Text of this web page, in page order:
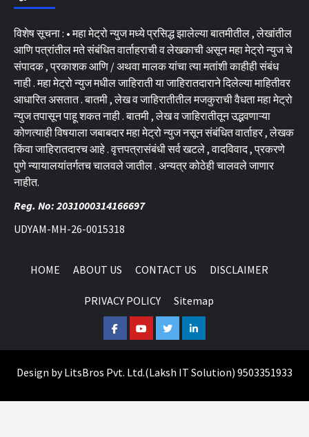
विशेष सूचना : • महा मेट्रो न्युज मध्ये प्रसिद्ध झालेल्या बातमीतील , लेखांतील
आणि पत्रांतील मते संबंधित वार्ताहराची व लेखकाची असून महा मेट्रो न्युज चे
संपादक , प्रकाशक आणि / अथवा मालक यांचा त्या मतांशी काहीही संबंध
नाही . महा मेट्रो न्युज मधील जाहिराती या जाहिरातदाराने दिलेल्या माहितीवर
आधारित असतात . बातमी , लेख व जाहिरातीतील मजकुराची वैधता महा मेट्रो
न्युज तपासून पाहू शकत नाही . बातमी , लेख व जाहिरातीतून उद्भवणाऱ्या
कोणत्याही विषयाला जबाबदार महा मेट्रो न्युज नसून संबंधित वार्ताहर , लेखक
किंवा जाहिरातदारच आहे . वृत्तपत्रासंबंधी सर्व खटले , वादविवाद , प्रकरणे
पुणे न्यायालयांतर्गतच चालवले जातील . अन्यत्र कोठेही चालवले जाणार
नाहीत.
Reg. No: 2031000314166697
UDYAM-MH-26-0015318
HOME ABOUT US CONTACT US DISCLAIMER
PRIVACY POLICY Sitemap
FacebookYoutubeTwitterLinkedin
Design byLitsBros Pvt. Ltd.(Laksh IT Solution) 9503351933